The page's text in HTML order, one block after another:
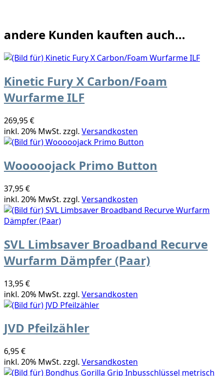
andere Kunden kauften auch...
Kinetic Fury X Carbon/Foam
Wurfarme ILF
269,95 €
inkl. 20% MwSt. zzgl. Versandkosten
Wooooojack Primo Button
37,95 €
inkl. 20% MwSt. zzgl. Versandkosten
SVL Limbsaver Broadband Recurve
Wurfarm Dämpfer (Paar)
13,95 €
inkl. 20% MwSt. zzgl. Versandkosten
JVD Pfeilzähler
6,95 €
inkl. 20% MwSt. zzgl. Versandkosten